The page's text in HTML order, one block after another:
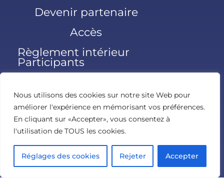
Nous utilisons des cookies sur notre site Web pour
améliorer l'expérience en mémorisant vos préférences.
En cliquant sur «Accepter», vous consentez à
l'utilisation de TOUS les cookies.
Réglages des cookies Rejeter Accepter
Devenir partenaire
Accès
Règlement intérieur
Participants